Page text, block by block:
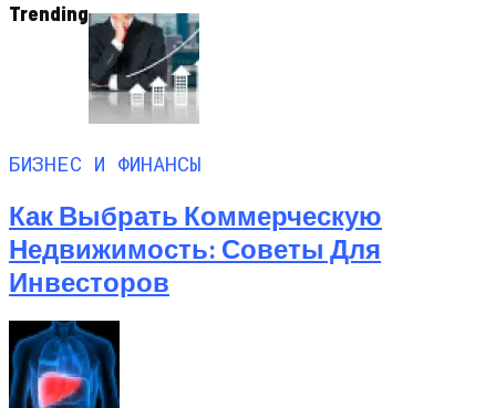
Trending
БИЗНЕС И ФИНАНСЫ
Как Выбрать Коммерческую
Недвижимость: Советы Для
Инвесторов